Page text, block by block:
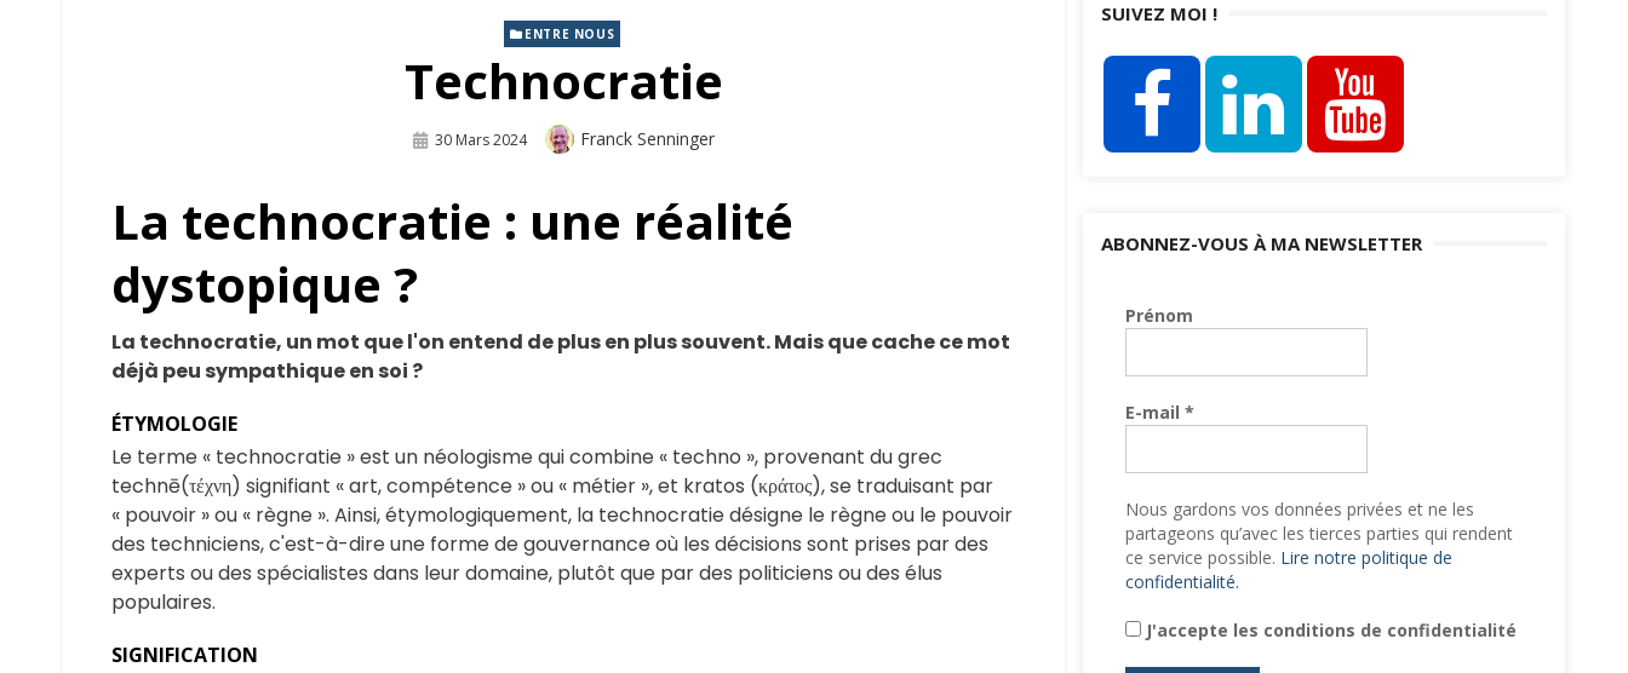
ENTRE NOUS
Technocratie
Publié
30 Mars 2024 Auteur
Franck Senninger
La technocratie : une réalité
dystopique ?
La technocratie, un mot que l'on entend de plus en plus souvent. Mais que cache ce mot
déjà peu sympathique en soi ?
ÉTYMOLOGIE
Le terme « technocratie » est un néologisme qui combine « techno », provenant du grec
technē(τέχνη) signifiant « art, compétence » ou « métier », et kratos (κράτος), se traduisant par
« pouvoir » ou « règne ». Ainsi, étymologiquement, la technocratie désigne le règne ou le pouvoir
des techniciens, c'est-à-dire une forme de gouvernance où les décisions sont prises par des
experts ou des spécialistes dans leur domaine, plutôt que par des politiciens ou des élus
populaires.
SIGNIFICATION
SUIVEZ MOI !
ABONNEZ-VOUS À MA NEWSLETTER
Prénom
E-mail *
Nous gardons vos données privées et ne les
partageons qu’avec les tierces parties qui rendent
ce service possible. Lire notre politique de
confidentialité.
J'accepte les conditions de confidentialité